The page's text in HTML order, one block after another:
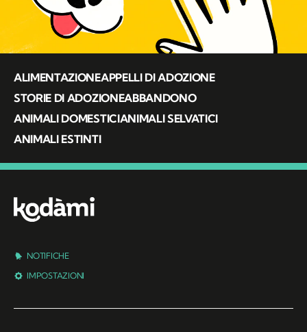
ALIMENTAZIONEAPPELLI DI ADOZIONE
STORIE DI ADOZIONEABBANDONO
ANIMALI DOMESTICIANIMALI SELVATICI
ANIMALI ESTINTI
NOTIFICHE
IMPOSTAZIONI